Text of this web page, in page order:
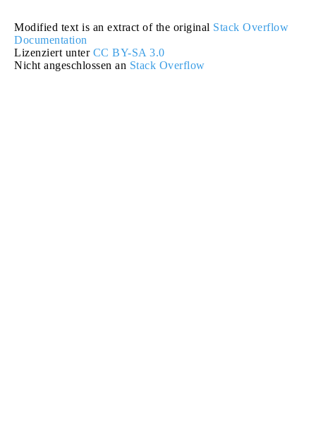
Modified text is an extract of the original Stack Overflow
Documentation
Lizenziert unter CC BY-SA 3.0
Nicht angeschlossen an Stack Overflow